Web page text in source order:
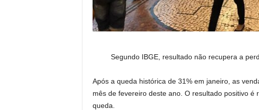
Segundo IBGE, resultado não recupera a
Após a queda histórica de 31% em janeiro, as
mês de fevereiro deste ano. O resultado positivo
queda.